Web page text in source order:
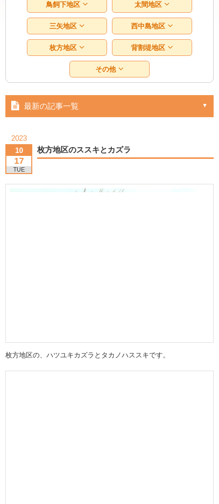
鳥飼下地区 太間地区
三矢地区 西中島地区
枚方地区 背割堤地区
その他
最新の記事一覧
2023
10
17
TUE
枚方地区のススキとカズラ
枚方地区の、ハツユキカズラとタカノハススキです。